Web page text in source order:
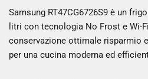
Samsung RT47CG6726S9 è un
litri con tecnologia No Frost e Wi-
conservazione ottimale risparmio
per una cucina moderna ed